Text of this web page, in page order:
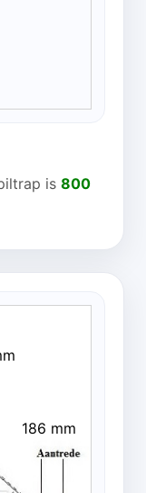
is 800
186 mm